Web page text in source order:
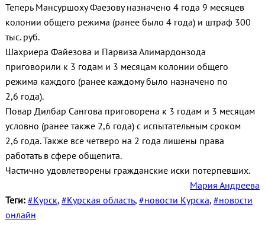
Теперь Мансуршоху Фаезову назначено 4 года 9 месяцев
колонии общего режима (ранее было 4 года) и штраф 300
тыс. руб.
Шахриера Файезова и Парвиза Алимардонзода
приговорили к 3 годам и 3 месяцам колонии общего
режима каждого (ранее каждому было назначено по
2,6 года).
Повар Дилбар Сангова приговорена к 3 годам и 3 месяцам
условно (ранее также 2,6 года) с испытательным сроком
2,6 года. Также все четверо на 2 года лишены права
работать в сфере общепита.
Частично удовлетворены гражданские иски потерпевших.
Мария Андреева
Теги: #Курск, #Курская область, #новости Курска, #новости
онлайн